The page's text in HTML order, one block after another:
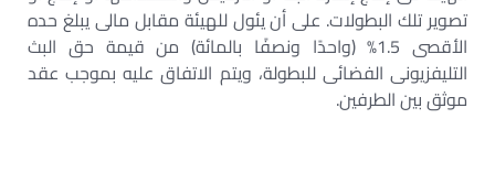
تصوير تلك البطولات. على أن يئول للهيئة مقابل مالى يبلغ حده
الأقصى 1.5% (واحدًا ونصفًا بالمائة) من قيمة حق البث
التليفزيونى الفضائى للبطولة، ويتم الاتفاق عليه بموجب عقد
موثق بين الطرفين.